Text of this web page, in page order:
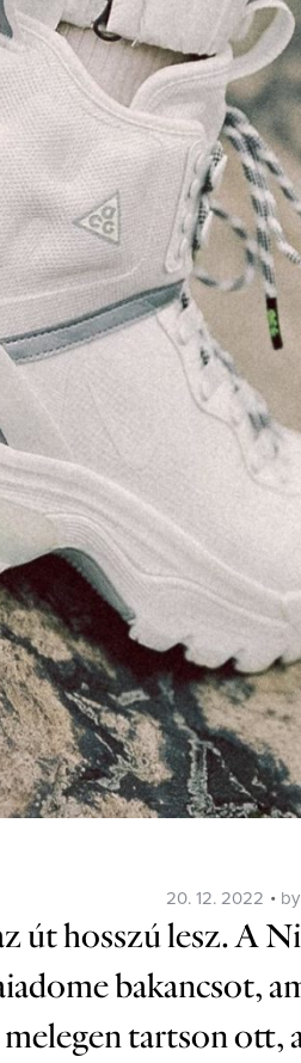
Posted
on
20. 12. 2022 by
út hosszú lesz. A
bakancsot,
tartson